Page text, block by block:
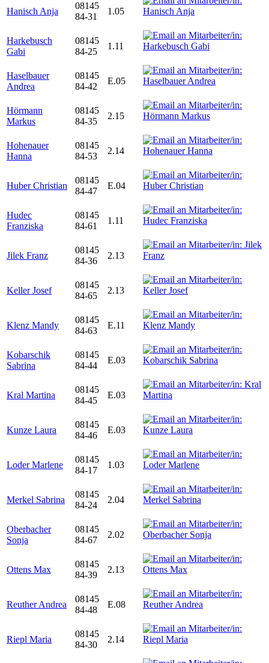
Hanisch Anja
08145
84-31
1.05
Harkebusch
Gabi
08145
84-25
1.11
Haselbauer
Andrea
08145
84-42
E.05
Hörmann
Markus
08145
84-35
2.15
Hohenauer
Hanna
08145
84-53
2.14
Huber Christian
08145
84-47
E.04
Hudec
Franziska
08145
84-61
1.11
Jilek Franz
08145
84-36
2.13
Keller Josef
08145
84-65
2.13
Klenz Mandy
08145
84-63
E.11
Kobarschik
Sabrina
08145
84-44
E.03
Kral Martina
08145
84-45
E.03
Kunze Laura
08145
84-46
E.03
Loder Marlene
08145
84-17
1.03
Merkel Sabrina
08145
84-24
2.04
Oberbacher
Sonja
08145
84-67
2.02
Ottens Max
08145
84-39
2.13
Reuther Andrea
08145
84-48
E.08
Riepl Maria
08145
84-30
2.14